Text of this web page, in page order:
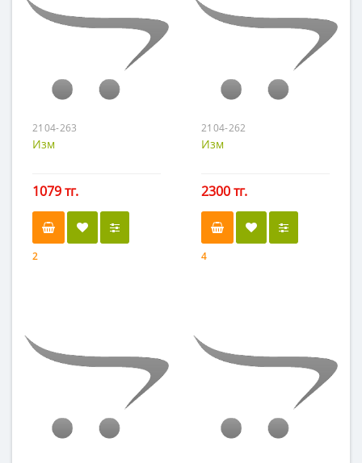
2104-263
Изм
1079 тг.
2
2104-262
Изм
2300 тг.
4